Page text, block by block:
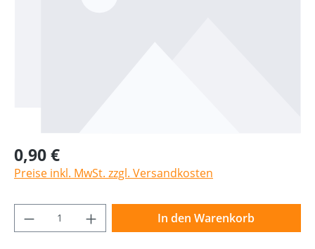
0,90 €
Preise inkl. MwSt. zzgl. Versandkosten
Produkt Anzahl: Gib den gewünschten
In den Warenkorb